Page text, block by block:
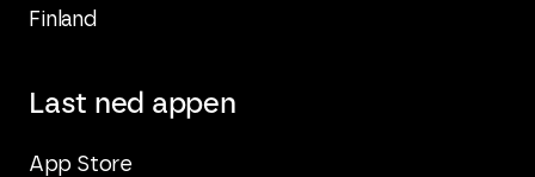
Finland
Last ned appen
App Store